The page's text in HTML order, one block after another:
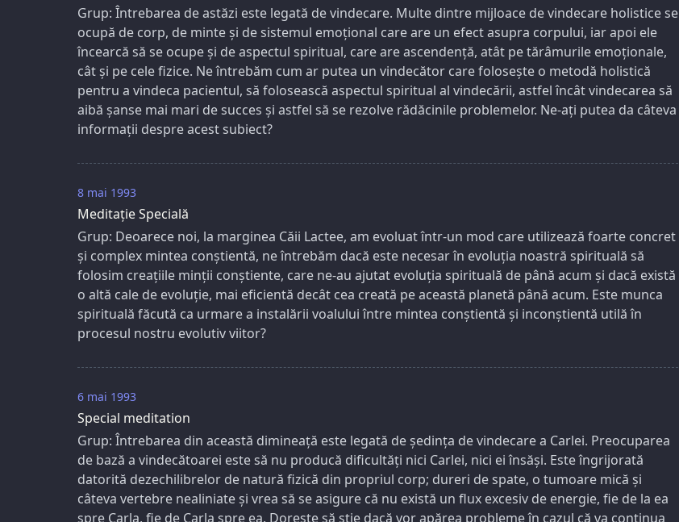
Grup: Întrebarea de astăzi este legată de vindecare. Multe dintre mijloace de vindecare holistice se
ocupă de corp, de minte și de sistemul emoțional care are un efect asupra corpului, iar apoi ele
încearcă să se ocupe și de aspectul spiritual, care are ascendență, atât pe tărâmurile emoționale,
cât și pe cele fizice. Ne întrebăm cum ar putea un vindecător care folosește o metodă holistică
pentru a vindeca pacientul, să folosească aspectul spiritual al vindecării, astfel încât vindecarea să
aibă șanse mai mari de succes și astfel să se rezolve rădăcinile problemelor. Ne-ați putea da câteva
informații despre acest subiect?
8 mai 1993
Meditație Specială
Grup: Deoarece noi, la marginea Căii Lactee, am evoluat într-un mod care utilizează foarte concret
și complex mintea conștientă, ne întrebăm dacă este necesar în evoluția noastră spirituală să
folosim creațiile minții conștiente, care ne-au ajutat evoluția spirituală de până acum și dacă există
o altă cale de evoluție, mai eficientă decât cea creată pe această planetă până acum. Este munca
spirituală făcută ca urmare a instalării voalului între mintea conștientă și inconștientă utilă în
procesul nostru evolutiv viitor?
6 mai 1993
Special meditation
Grup: Întrebarea din această dimineață este legată de ședința de vindecare a Carlei. Preocuparea
de bază a vindecătoarei este să nu producă dificultăți nici Carlei, nici ei însăși. Este îngrijorată
datorită dezechilibrelor de natură fizică din propriul corp; dureri de spate, o tumoare mică și
câteva vertebre nealiniate și vrea să se asigure că nu există un flux excesiv de energie, fie de la ea
spre Carla, fie de Carla spre ea. Dorește să știe dacă vor apărea probleme în cazul că va continua